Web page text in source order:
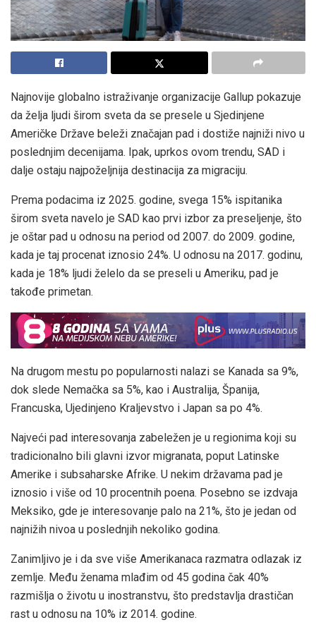
Najnovije globalno istraživanje organizacije Gallup pokazuje
da želja ljudi širom sveta da se presele u Sjedinjene
Američke Države beleži značajan pad i dostiže najniži nivo u
poslednjim decenijama. Ipak, uprkos ovom trendu, SAD i
dalje ostaju najpoželjnija destinacija za migraciju.
Prema podacima iz 2025. godine, svega 15% ispitanika
širom sveta navelo je SAD kao prvi izbor za preseljenje, što
je oštar pad u odnosu na period od 2007. do 2009. godine,
kada je taj procenat iznosio 24%. U odnosu na 2017. godinu,
kada je 18% ljudi želelo da se preseli u Ameriku, pad je
takođe primetan.
Na drugom mestu po popularnosti nalazi se Kanada sa 9%,
dok slede Nemačka sa 5%, kao i Australija, Španija,
Francuska, Ujedinjeno Kraljevstvo i Japan sa po 4%.
Najveći pad interesovanja zabeležen je u regionima koji su
tradicionalno bili glavni izvor migranata, poput Latinske
Amerike i subsaharske Afrike. U nekim državama pad je
iznosio i više od 10 procentnih poena. Posebno se izdvaja
Meksiko, gde je interesovanje palo na 21%, što je jedan od
najnižih nivoa u poslednjih nekoliko godina.
Zanimljivo je i da sve više Amerikanaca razmatra odlazak iz
zemlje. Među ženama mlađim od 45 godina čak 40%
razmišlja o životu u inostranstvu, što predstavlja drastičan
rast u odnosu na 10% iz 2014. godine.